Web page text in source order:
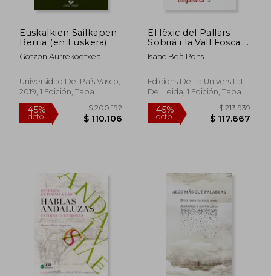
Euskalkien Sailkapen
Berria (en Euskera)
Gotzon Aurrekoetxea
Terraza; José Luis
Ormaetxea Lasaga
&Quot;Txipi&Quot;; Xarles
Videgain
Universidad Del País Vasco,
2019, 1 Edición, Tapa
Blanda, Nuevo
45%
dcto.
$ 200.192
$ 110.106
El lèxic del Pallars
Sobirà i la Vall Fosca a
través de la seua
fonètica. (Lingüística)
Isaac Beà Pons
Edicions De La Universitat
De Lleida, 1 Edición, Tapa
Blanda, Nuevo